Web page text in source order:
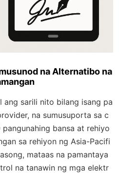
na Alternatibo na
ang sarili nito bilang isang pa
na sumusuporta sa c
bansa at rehiyo
sa rehiyon ng Asia-Pacifi
mataas na pamantaya
na tanawin ng mga elektr